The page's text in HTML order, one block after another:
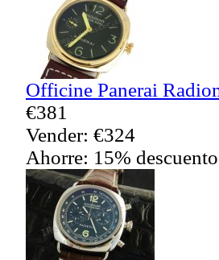
Officine Panerai
€381
Vender: €324
Ahorre: 15% descuento